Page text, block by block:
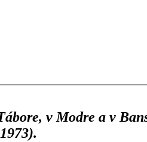
v Modre a v